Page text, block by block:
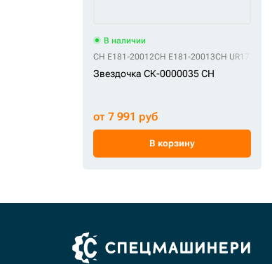
В наличии
CH E181-20012CH E181-20013CH UR171W223
Звездочка СК-0000035 CH
от 7 991 руб
В корзину